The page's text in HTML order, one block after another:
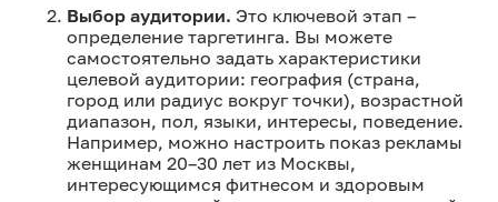
Выбор аудитории. Это ключевой этап –
определение таргетинга. Вы можете
самостоятельно задать характеристики
целевой аудитории: география (страна,
город или радиус вокруг точки), возрастной
диапазон, пол, языки, интересы, поведение.
Например, можно настроить показ рекламы
женщинам 20–30 лет из Москвы,
интересующимся фитнесом и здоровым